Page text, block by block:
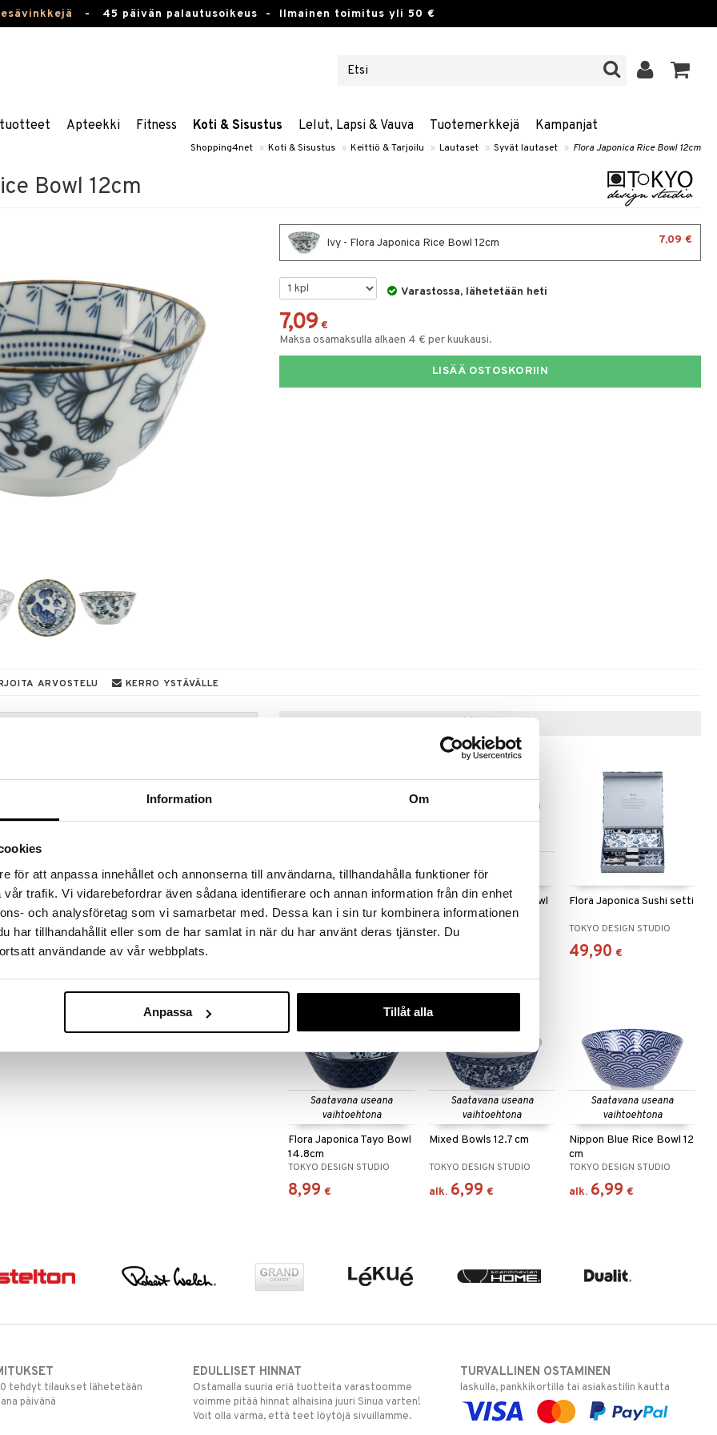
Information Om
för att anpassa innehållet och annonserna till användarna, tillhandahålla funktioner för
trafik. Vi vidarebefordrar även sådana identifierare och annan information från din enhet
och analysföretag som vi samarbetar med. Dessa kan i sin tur kombinera informationen
har tillhandahållit eller som de har samlat in när du har använt deras tjänster. Du
användande av vår webbplats.
Anpassa Tillåt alla
- 45 päivän palautusoikeus - Ilmainen toimitus yli 50 €
Apteekki Fitness Koti & Sisustus Lelut, Lapsi & Vauva Tuotemerkkejä Kampanjat
Shopping4net » Koti & Sisustus » Keittiö & Tarjoilu » Lautaset » Syvät lautaset » Flora Japonica Rice Bowl 12cm
Bowl 12cm
Ivy - Flora Japonica Rice Bowl 12cm 7,09 €
Varastossa, lähetetään heti
7,09 €
Maksa osamaksulla alkaen 4 € per kuukausi.
LISÄÄ OSTOSKORIIN
ARVOSTELU KERRO YSTÄVÄLLE
hinnoilla!
31.8.2026 asti mutta ole nopea -
voivat päästä loppumaan!
sarjan kaunis Rice Bowl, josta voit tarjoilla
laatua ja tyyli on tyypillistä japanilaista. Yhdistele
Studion muiden tuotteita ja saat kauniin
syömiseen. Kestää mikroaaltouunin ja
Vinkkejä sinulle
vaihtoehtona
Flora Japonica Noodle
Bowl 20.3cm
TOKYO DESIGN STUDIO
vaihtoehtona
Flora Japonica Sori Bowl
18cm
TOKYO DESIGN STUDIO
Flora Japonica Sushi setti
TOKYO DESIGN STUDIO
49,90 €
Saatavana useana
vaihtoehtona
Flora Japonica Tayo Bowl
14.8cm
TOKYO DESIGN STUDIO
8,99 €
Saatavana useana
vaihtoehtona
Mixed Bowls 12.7 cm
TOKYO DESIGN STUDIO
alk. 6,99 €
Saatavana useana
vaihtoehtona
Nippon Blue Rice Bowl 12
cm
TOKYO DESIGN STUDIO
alk. 6,99 €
tehdyt tilaukset lähetetään
päivänä
EDULLISET HINNAT
Ostamalla suuria eriä tuotteita varastoomme
voimme pitää hinnat alhaisina juuri Sinua varten!
Voit olla varma, että teet löytöjä sivuillamme.
TURVALLINEN OSTAMINEN
laskulla, pankkikortilla tai asiakastilin kautta